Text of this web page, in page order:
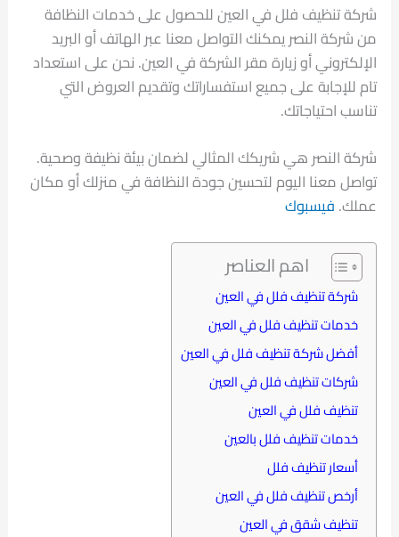
شركة تنظيف فلل في العين للحصول على خدمات النظافة
من شركة النصر يمكنك التواصل معنا عبر الهاتف أو البريد
الإلكتروني أو زيارة مقر الشركة في العين. نحن على استعداد
تام للإجابة على جميع استفساراتك وتقديم العروض التي
تناسب احتياجاتك.
شركة النصر هي شريكك المثالي لضمان بيئة نظيفة وصحية.
تواصل معنا اليوم لتحسين جودة النظافة في منزلك أو مكان
عملك. فيسبوك
اهم العناصر
شركة تنظيف فلل في العين
خدمات تنظيف فلل في العين
أفضل شركة تنظيف فلل في العين
شركات تنظيف فلل في العين
تنظيف فلل في العين
خدمات تنظيف فلل بالعين
أسعار تنظيف فلل
أرخص تنظيف فلل في العين
تنظيف شقق في العين